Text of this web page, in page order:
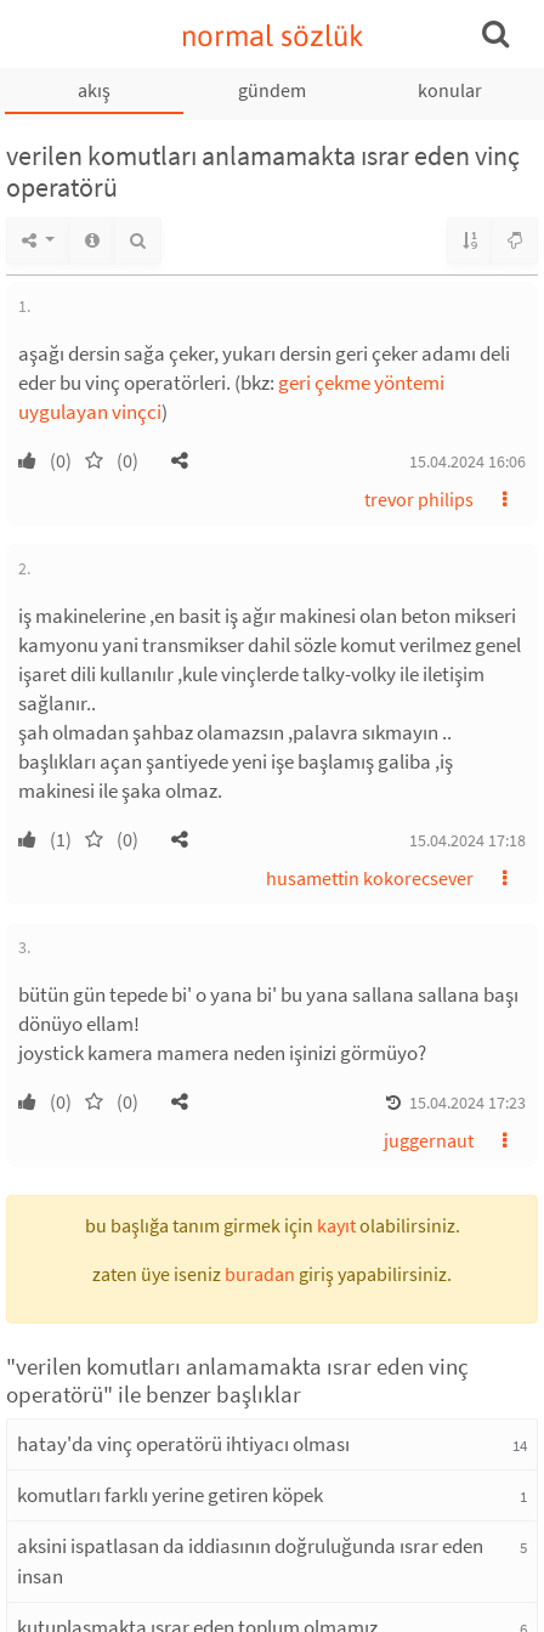
normal sözlük
akış gündem konular
verilen komutları anlamamakta ısrar eden vinç
operatörü
1.
aşağı dersin sağa çeker, yukarı dersin geri çeker adamı deli
eder bu vinç operatörleri. (bkz: geri çekme yöntemi
uygulayan vinçci)
(0) (0) 15.04.2024 16:06
trevor philips
2.
iş makinelerine ,en basit iş ağır makinesi olan beton mikseri
kamyonu yani transmikser dahil sözle komut verilmez genel
işaret dili kullanılır ,kule vinçlerde talky-volky ile iletişim
sağlanır..
şah olmadan şahbaz olamazsın ,palavra sıkmayın ..
başlıkları açan şantiyede yeni işe başlamış galiba ,iş
makinesi ile şaka olmaz.
(1) (0) 15.04.2024 17:18
husamettin kokorecsever
3.
bütün gün tepede bi' o yana bi' bu yana sallana sallana başı
dönüyo ellam!
joystick kamera mamera neden işinizi görmüyo?
(0) (0) 15.04.2024 17:23
juggernaut
bu başlığa tanım girmek için kayıtolabilirsiniz.
zaten üye iseniz buradan giriş yapabilirsiniz.
"verilen komutları anlamamakta ısrar eden vinç
operatörü" ile benzer başlıklar
hatay'da vinç operatörü ihtiyacı olması 14
komutları farklı yerine getiren köpek 1
aksini ispatlasan da iddiasının doğruluğunda ısrar eden
insan
5